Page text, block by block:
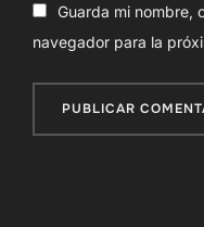
Guarda mi nombre,
navegador para la